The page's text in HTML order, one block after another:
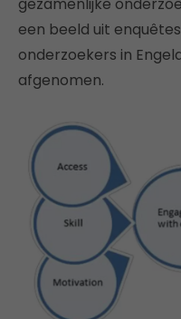
een beeld uit
onderzoekers in
afgenomen.